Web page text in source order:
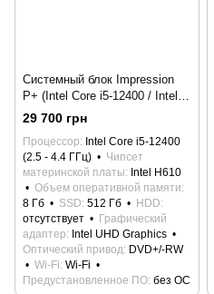
Системный блок Impression
P+ (Intel Core i5-12400 / Intel
H610 / DDR4 8Gb 3200 / SSD
512Gb /DVD+-RW / 400W / Wi-
Fi)
29 700 грн
Процессор Intel Core i5-12400
(2.5 - 4.4 ГГц)
Чипсет
материнской платы Intel H610
Объем оперативной памяти
8 Гб
SSD 512 Гб
HDD
отсутствует
Графический
адаптер Intel UHD Graphics
Оптический привод DVD+/-RW
Wi-Fi Wi-Fi
Предустановленное ПО без ОС